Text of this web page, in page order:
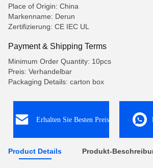
Place of Origin: China
Markenname: Derun
Zertifizierung: CE IEC UL
Payment & Shipping Terms
Minimum Order Quantity: 10pcs
Preis: Verhandelbar
Packaging Details: carton box
Erhalten Sie Besten Preis
Product Details Produkt-